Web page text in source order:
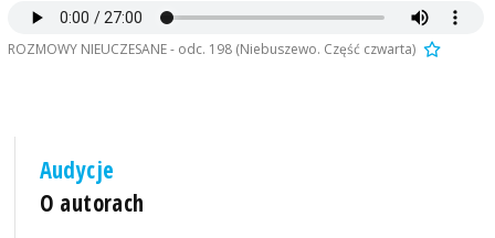
ROZMOWY NIEUCZESANE - odc. 198 (Niebuszewo. Część czwarta)
Audycje
O autorach